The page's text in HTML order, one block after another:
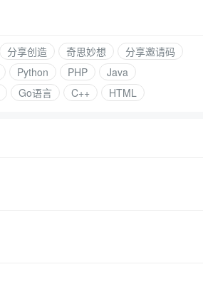
分享创造 奇思妙想
分享邀请码
Python PHP
Java
Go语言 C++ HTML